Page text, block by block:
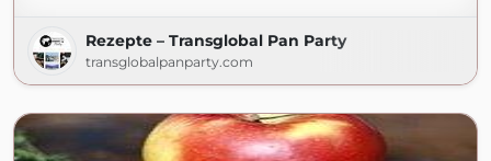
Rezepte – Transglobal Pan Party
transglobalpanparty.com